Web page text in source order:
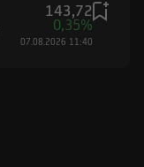
143,72
0,35%
07.08.2026 11:40